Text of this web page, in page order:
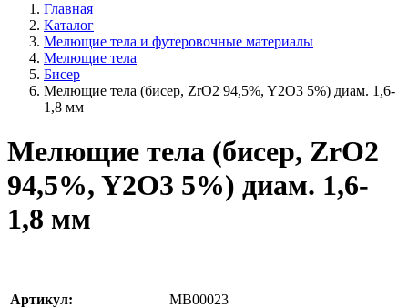
Главная
Каталог
Мелющие тела и футеровочные материалы
Мелющие тела
Бисер
Мелющие тела (бисер, ZrO2 94,5%, Y2O3 5%) диам. 1,6-
1,8 мм
Мелющие тела (бисер, ZrO2
94,5%, Y2O3 5%) диам. 1,6-
1,8 мм
Артикул:
MB00023